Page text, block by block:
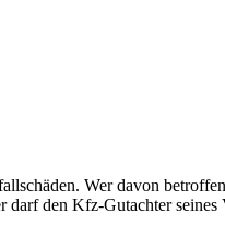
Wer davon
den Kfz-Gutachter